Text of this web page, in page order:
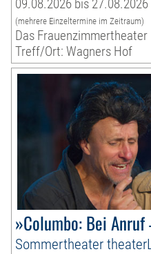
09.08.2026 bis 27.08.2026
(mehrere Einzeltermine im Zeitraum)
Das Frauenzimmertheater
Treff/Ort: Wagners Hof
»Columbo: Bei Anruf
Sommertheater